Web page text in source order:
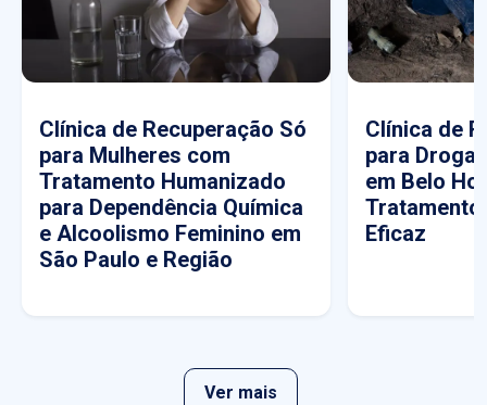
Clínica de Recuperação Só
para Mulheres com
Tratamento Humanizado
para Dependência Química
e Alcoolismo Feminino em
São Paulo e Região
Clínica de
para
em Belo
Tratamento
Eficaz
Ver mais